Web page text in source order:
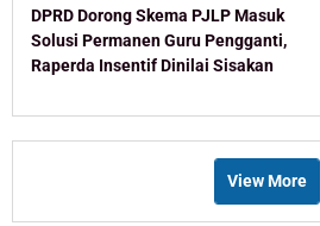
DPRD Dorong Skema PJLP Masuk
Solusi Permanen Guru Pengganti,
Raperda Insentif Dinilai Sisakan
View More